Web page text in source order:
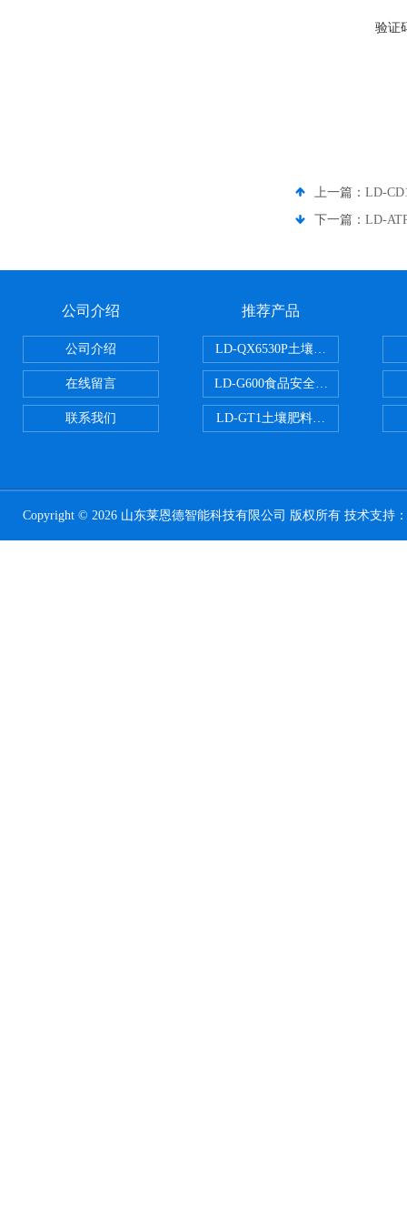
验证
上一篇： LD-
下一篇： LD-
公司介绍
公司介绍
在线留言
联系我们
推荐产品
LD-QX6530P土壤氧化还原电位检
LD-G600食品安全检测仪
LD-GT1土壤肥料养分检测仪
Copyright © 2026 山东莱恩德智能科技有限公司 版权所有 技术支持：